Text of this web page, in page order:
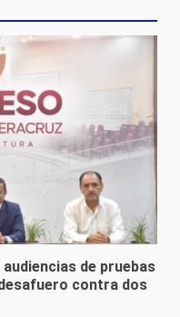
de pruebas
contra dos